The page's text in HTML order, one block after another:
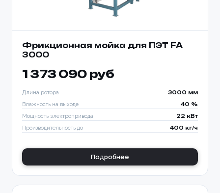
Фрикционная мойка для ПЭТ FA
3000
1 373 090 руб
Длина ротора 3000 мм
Влажность на выходе 40 %
Мощность электропривода 22 кВт
Производительность до 400 кг/ч
Подробнее